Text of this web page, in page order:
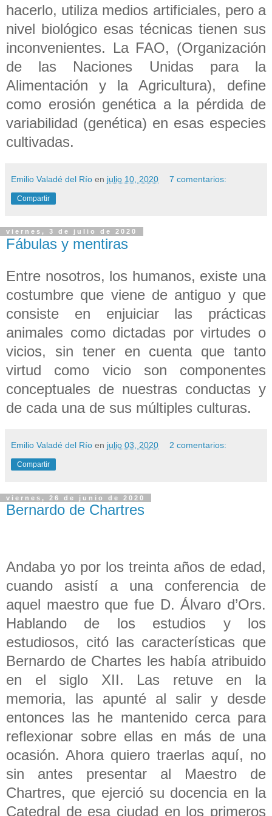
hacerlo, utiliza medios artificiales, pero a
nivel biológico esas técnicas tienen sus
inconvenientes. La FAO, (Organización
de las Naciones Unidas para la
Alimentación y la Agricultura), define
como erosión genética a la pérdida de
variabilidad (genética) en esas especies
cultivadas.
Emilio Valadé del Río en julio 10, 2020 7 comentarios:
Compartir
viernes, 3 de julio de 2020
Fábulas y mentiras
Entre nosotros, los humanos, existe una
costumbre que viene de antiguo y que
consiste en enjuiciar las prácticas
animales como dictadas por virtudes o
vicios, sin tener en cuenta que tanto
virtud como vicio son componentes
conceptuales de nuestras conductas y
de cada una de sus múltiples culturas.
Emilio Valadé del Río en julio 03, 2020 2 comentarios:
Compartir
viernes, 26 de junio de 2020
Bernardo de Chartres
Andaba yo por los treinta años de edad,
cuando asistí a una conferencia de
aquel maestro que fue D. Álvaro d’Ors.
Hablando de los estudios y los
estudiosos, citó las características que
Bernardo de Chartes les había atribuido
en el siglo XII. Las retuve en la
memoria, las apunté al salir y desde
entonces las he mantenido cerca para
reflexionar sobre ellas en más de una
ocasión. Ahora quiero traerlas aquí, no
sin antes presentar al Maestro de
Chartres, que ejerció su docencia en la
Catedral de esa ciudad en los primeros